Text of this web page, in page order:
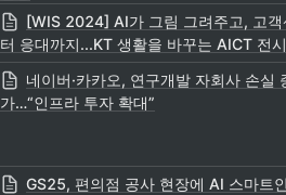
[WIS 2024] AI가 그림 그려주고, 고객
터 응대까지...KT 생활을 바꾸는 AICT 전시
네이버·카카오, 연구개발 자회사 손실
가…“인프라 투자 확대”
GS25, 편의점 공사 현장에 AI 스마트